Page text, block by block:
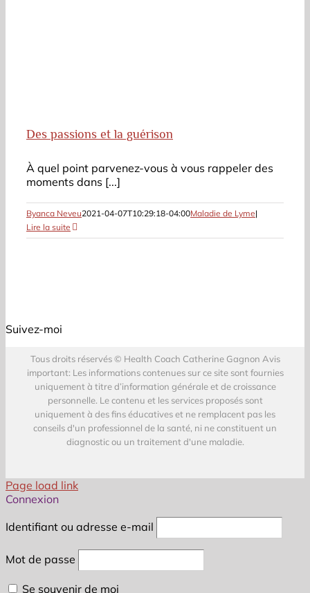
Des passions et la guérison
À quel point parvenez-vous à vous rappeler des
moments dans [...]
Byanca Neveu2021-04-07T10:29:18-04:00Maladie de Lyme|
Lire la suite
Suivez-moi
Tous droits réservés © Health Coach Catherine Gagnon Avis
important: Les informations contenues sur ce site sont fournies
uniquement à titre d’information générale et de croissance
personnelle. Le contenu et les services proposés sont
uniquement à des fins éducatives et ne remplacent pas les
conseils d'un professionnel de la santé, ni ne constituent un
diagnostic ou un traitement d'une maladie.
Page load link
Connexion
Identifiant ou adresse e-mail
Mot de passe
Se souvenir de moi